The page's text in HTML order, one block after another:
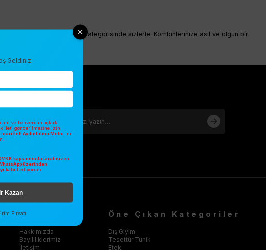
Furkan Giyim nostalji kategorisinde sizlerle. Kombinlerinize asil ve olgun bir
KURUMSAL
Hakkımızda
Bayililiklerimiz
İletişim
Öne Çıkan Kategoriler
Dış Giyim
Tesettür Tunik
Etek
Geldiniz
ve benzeri amaçlarla
ileti gönderilmesine izin
İleti Aydınlatma Metni 'ni
kapsamında tarafınızca
üzerinden
kabul ediyorum.
Kazan
Fırsatı